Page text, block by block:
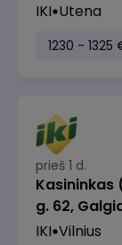
IKI Utena
1230 -
prieš 1 d.
g. 62,
IKI Vilnius